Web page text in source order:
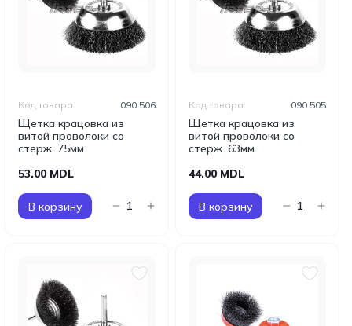
Щетка крацовка из
витой проволоки со
стерж. 75мм
Код товара: 090 506
53.00 MDL
В корзину
Щетка крацовка из
витой проволоки со
стерж. 63мм
Код товара: 090 505
44.00 MDL
В корзину